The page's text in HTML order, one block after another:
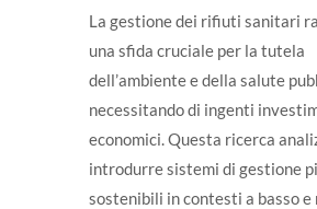
La gestione dei rifiuti sanitari
una sfida cruciale per la tutela
dell’ambiente e della salute
necessitando di ingenti
economici. Questa ricerca
introdurre sistemi di gestione
sostenibili in contesti a basso e